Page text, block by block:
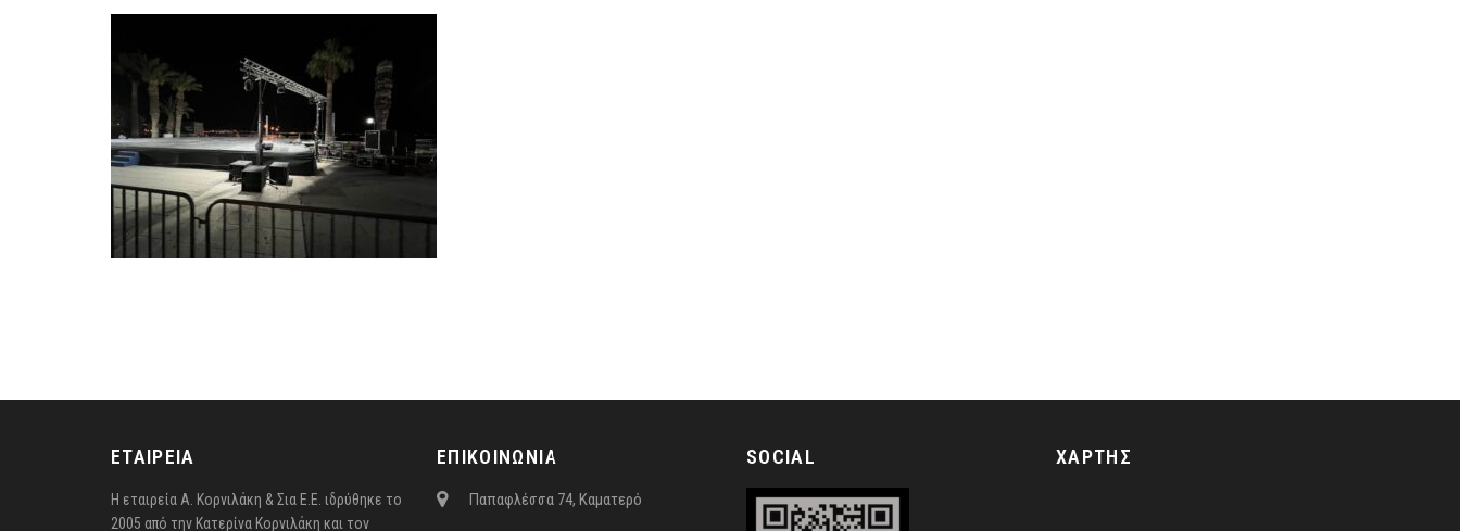
ΕΤΑΙΡΕΙΑ
Η εταιρεία Α. Κορνιλάκη & Σια Ε.Ε. ιδρύθηκε το
2005 από την Κατερίνα Κορνιλάκη και τον
ΕΠΙΚΟΙΝΩΝΙΑ
Παπαφλέσσα 74, Καματερό
SOCIAL ΧΑΡΤΗΣ